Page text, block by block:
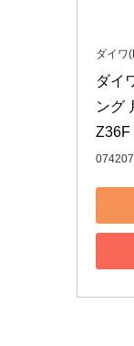
ダイワ
ダイ
ング
Z36F